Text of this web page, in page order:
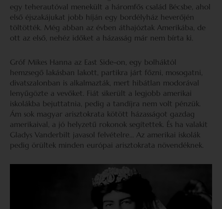
egy teherautóval menekült a háromfős család Bécsbe, ahol
első éjszakájukat jobb híján egy bordélyház heverőjén
töltötték. Még abban az évben áthajóztak Amerikába, de
ott az első, nehéz időket a házasság már nem bírta ki.
Gróf Mikes Hanna az East Side-on, egy bolháktól
hemzsegő lakásban lakott, partikra járt főzni, mosogatni,
divatszalonban is alkalmazták, mert hibátlan modorával
lenyűgözte a vevőket. Fiát sikerült a legjobb amerikai
iskolákba bejuttatnia, pedig a tandíjra nem volt pénzük.
Ám sok magyar arisztokrata kötött házasságot gazdag
amerikaival, a jó helyzetű rokonok segítettek. És ha valakit
Gladys Vanderbilt javasol felvételre… Az amerikai iskolák
pedig örültek minden európai arisztokrata növendéknek.